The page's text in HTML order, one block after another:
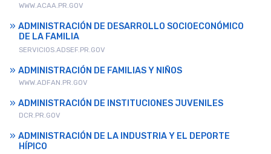
WWW.ACAA.PR.GOV
ADMINISTRACIÓN DE DESARROLLO SOCIOECONÓMICO
DE LA FAMILIA
SERVICIOS.ADSEF.PR.GOV
ADMINISTRACIÓN DE FAMILIAS Y NIÑOS
WWW.ADFAN.PR.GOV
ADMINISTRACIÓN DE INSTITUCIONES JUVENILES
DCR.PR.GOV
ADMINISTRACIÓN DE LA INDUSTRIA Y EL DEPORTE
HÍPICO